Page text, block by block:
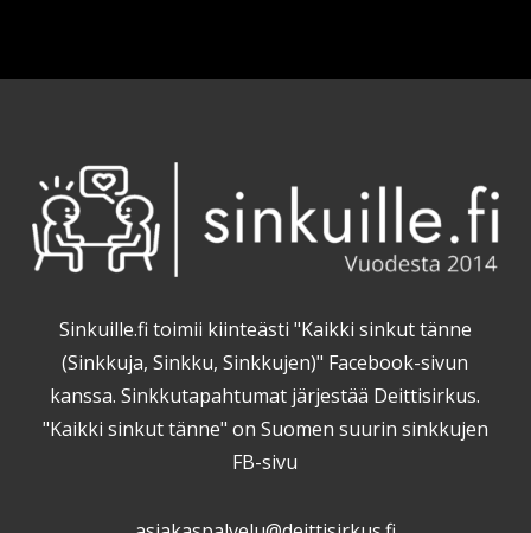
Sinkuille.fi toimii kiinteästi "Kaikki sinkut tänne
(Sinkkuja, Sinkku, Sinkkujen)" Facebook-sivun
kanssa. Sinkkutapahtumat järjestää Deittisirkus.
"Kaikki sinkut tänne" on Suomen suurin sinkkujen
FB-sivu